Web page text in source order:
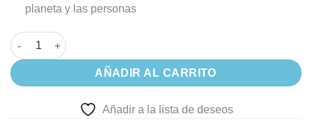
planeta y las personas
Mordillo Bebé Oli & Carol Ana Banana cantidad
AÑADIR AL CARRITO
Añadir a la lista de deseos